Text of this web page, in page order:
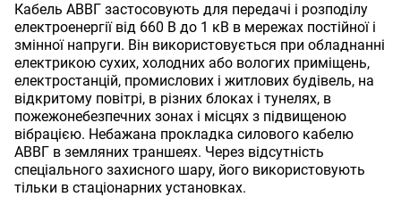
Кабель АВВГ застосовують для передачі і розподілу
електроенергії від 660 В до 1 кВ в мережах постійної і
змінної напруги. Він використовується при обладнанні
електрикою сухих, холодних або вологих приміщень,
електростанцій, промислових і житлових будівель, на
відкритому повітрі, в різних блоках і тунелях, в
пожежонебезпечних зонах і місцях з підвищеною
вібрацією. Небажана прокладка силового кабелю
АВВГ в земляних траншеях. Через відсутність
спеціального захисного шару, його використовують
тільки в стаціонарних установках.